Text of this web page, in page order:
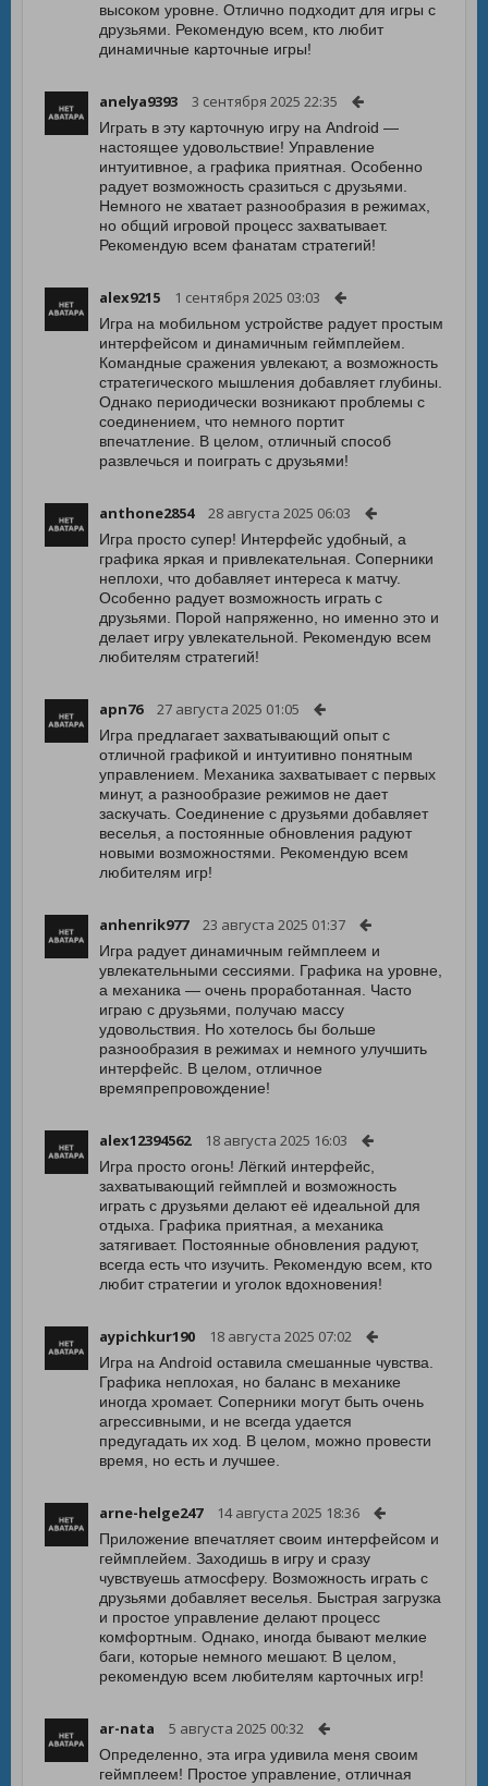
высоком уровне. Отлично подходит для игры с
друзьями. Рекомендую всем, кто любит
динамичные карточные игры!
anelya9393 3 сентября 2025 22:35
Играть в эту карточную игру на Android —
настоящее удовольствие! Управление
интуитивное, а графика приятная. Особенно
радует возможность сразиться с друзьями.
Немного не хватает разнообразия в режимах,
но общий игровой процесс захватывает.
Рекомендую всем фанатам стратегий!
alex9215 1 сентября 2025 03:03
Игра на мобильном устройстве радует простым
интерфейсом и динамичным геймплейем.
Командные сражения увлекают, а возможность
стратегического мышления добавляет глубины.
Однако периодически возникают проблемы с
соединением, что немного портит
впечатление. В целом, отличный способ
развлечься и поиграть с друзьями!
anthone2854 28 августа 2025 06:03
Игра просто супер! Интерфейс удобный, а
графика яркая и привлекательная. Соперники
неплохи, что добавляет интереса к матчу.
Особенно радует возможность играть с
друзьями. Порой напряженно, но именно это и
делает игру увлекательной. Рекомендую всем
любителям стратегий!
apn76 27 августа 2025 01:05
Игра предлагает захватывающий опыт с
отличной графикой и интуитивно понятным
управлением. Механика захватывает с первых
минут, а разнообразие режимов не дает
заскучать. Соединение с друзьями добавляет
веселья, а постоянные обновления радуют
новыми возможностями. Рекомендую всем
любителям игр!
anhenrik977 23 августа 2025 01:37
Игра радует динамичным геймплеем и
увлекательными сессиями. Графика на уровне,
а механика — очень проработанная. Часто
играю с друзьями, получаю массу
удовольствия. Но хотелось бы больше
разнообразия в режимах и немного улучшить
интерфейс. В целом, отличное
времяпрепровождение!
alex12394562 18 августа 2025 16:03
Игра просто огонь! Лёгкий интерфейс,
захватывающий геймплей и возможность
играть с друзьями делают её идеальной для
отдыха. Графика приятная, а механика
затягивает. Постоянные обновления радуют,
всегда есть что изучить. Рекомендую всем, кто
любит стратегии и уголок вдохновения!
aypichkur190 18 августа 2025 07:02
Игра на Android оставила смешанные чувства.
Графика неплохая, но баланс в механике
иногда хромает. Соперники могут быть очень
агрессивными, и не всегда удается
предугадать их ход. В целом, можно провести
время, но есть и лучшее.
arne-helge247 14 августа 2025 18:36
Приложение впечатляет своим интерфейсом и
геймплейем. Заходишь в игру и сразу
чувствуешь атмосферу. Возможность играть с
друзьями добавляет веселья. Быстрая загрузка
и простое управление делают процесс
комфортным. Однако, иногда бывают мелкие
баги, которые немного мешают. В целом,
рекомендую всем любителям карточных игр!
ar-nata 5 августа 2025 00:32
Определенно, эта игра удивила меня своим
геймплеем! Простое управление, отличная